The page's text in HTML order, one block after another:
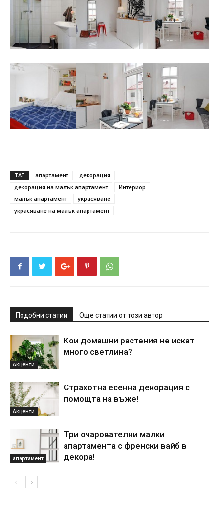
ТАГ апартамент
декорация
декорация на малък апартамент
Интериор
малък апартамент
украсяване
украсяване на малък апартамент
Подобни статии Още статии от този автор
Акценти
Кои домашни растения не искат
много светлина?
Акценти
Страхотна есенна декорация с
помощта на въже!
апартамент
Три очарователни малки
апартамента с френски вайб в
декора!